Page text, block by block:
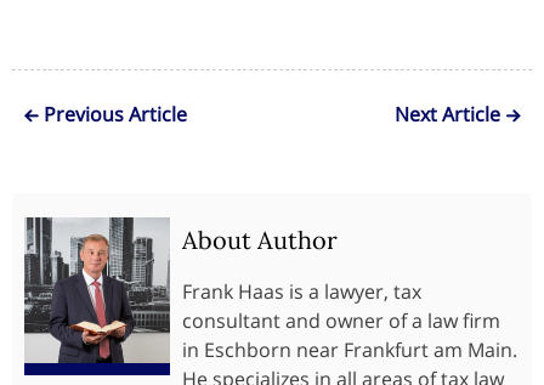
Previous Article Next Article
About Author
Frank Haas is a lawyer, tax
consultant and owner of a law firm
in Eschborn near Frankfurt am Main.
He specializes in all areas of tax law